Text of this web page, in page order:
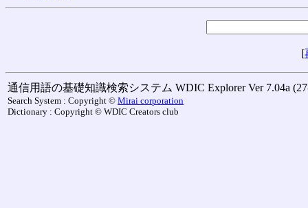
[
通信用語の基礎知識検索システム WDIC Explorer Ver 7.04a
Search System : Copyright © Mirai corporation
Dictionary : Copyright © WDIC Creators club